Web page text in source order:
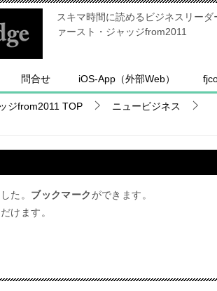
スキマ時間に読めるビジネスリー
ァースト・ジャッジfrom2011
問合せ iOS-App（外部Web）
ジfrom2011 TOP
ニュービジネス
た。 ブックマーク ができます。
けます。